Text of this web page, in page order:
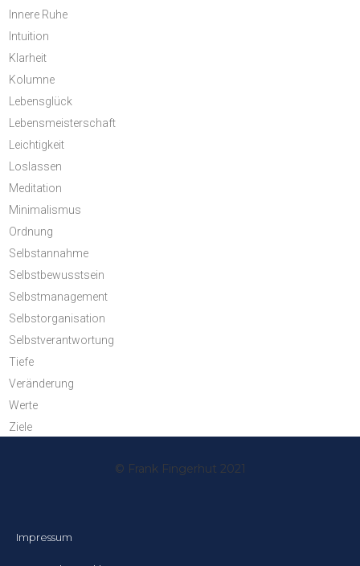
Innere Ruhe
Intuition
Klarheit
Kolumne
Lebensglück
Lebensmeisterschaft
Leichtigkeit
Loslassen
Meditation
Minimalismus
Ordnung
Selbstannahme
Selbstbewusstsein
Selbstmanagement
Selbstorganisation
Selbstverantwortung
Tiefe
Veränderung
Werte
Ziele
© Frank Fingerhut 2021
Impressum